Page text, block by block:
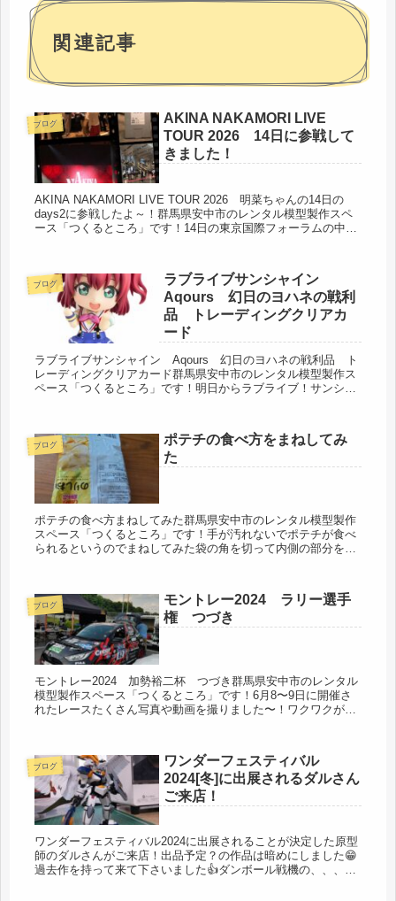
関連記事
ブログ
AKINA NAKAMORI LIVE
TOUR 2026 14日に参戦して
きました！
AKINA NAKAMORI LIVE TOUR 2026 明菜ちゃんの14日の
days2に参戦したよ～！群馬県安中市のレンタル模型製作スペ
ース「つくるところ」です！14日の東京国際フォーラムの中森
ブログ
ラブライブサンシャイン
Aqours 幻日のヨハネの戦利
品 トレーディングクリアカ
ード
ラブライブサンシャイン Aqours 幻日のヨハネの戦利品 ト
レーディングクリアカード群馬県安中市のレンタル模型製作ス
ペース「つくるところ」です！明日からラブライブ！サンシャ
ブログ
ポテチの食べ方をまねしてみ
た
ポテチの食べ方まねしてみた群馬県安中市のレンタル模型製作
スペース「つくるところ」です！手が汚れないでポテチが食べ
られるというのでまねしてみた袋の角を切って内側の部分を外
ブログ
モントレー2024 ラリー選手
権 つづき
モントレー2024 加勢裕二杯 つづき群馬県安中市のレンタル
模型製作スペース「つくるところ」です！6月8〜9日に開催さ
れたレースたくさん写真や動画を撮りました〜！ワクワクが止
ブログ
ワンダーフェスティバル
2024[冬]に出展されるダルさん
ご来店！
ワンダーフェスティバル2024に出展されることが決定した原型
師のダルさんがご来店！出品予定？の作品は暗めにしました😁
過去作を持って来て下さいました👍ダンボール戦機の、、、w